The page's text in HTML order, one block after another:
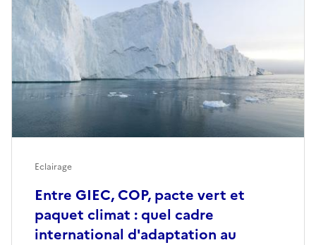
Entre GIEC, COP, pacte vert et
paquet climat : quel cadre
international d'adaptation au
Eclairage